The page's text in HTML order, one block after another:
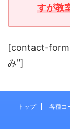
すが教
[contact-
み"]
トップ 各種コ